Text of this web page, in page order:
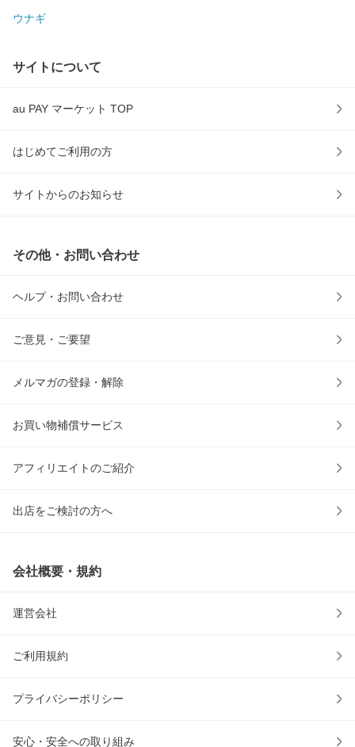
ウナギ
サイトについて
au PAY マーケット TOP
はじめてご利用の方
サイトからのお知らせ
その他・お問い合わせ
ヘルプ・お問い合わせ
ご意見・ご要望
メルマガの登録・解除
お買い物補償サービス
アフィリエイトのご紹介
出店をご検討の方へ
会社概要・規約
運営会社
ご利用規約
プライバシーポリシー
安心・安全への取り組み